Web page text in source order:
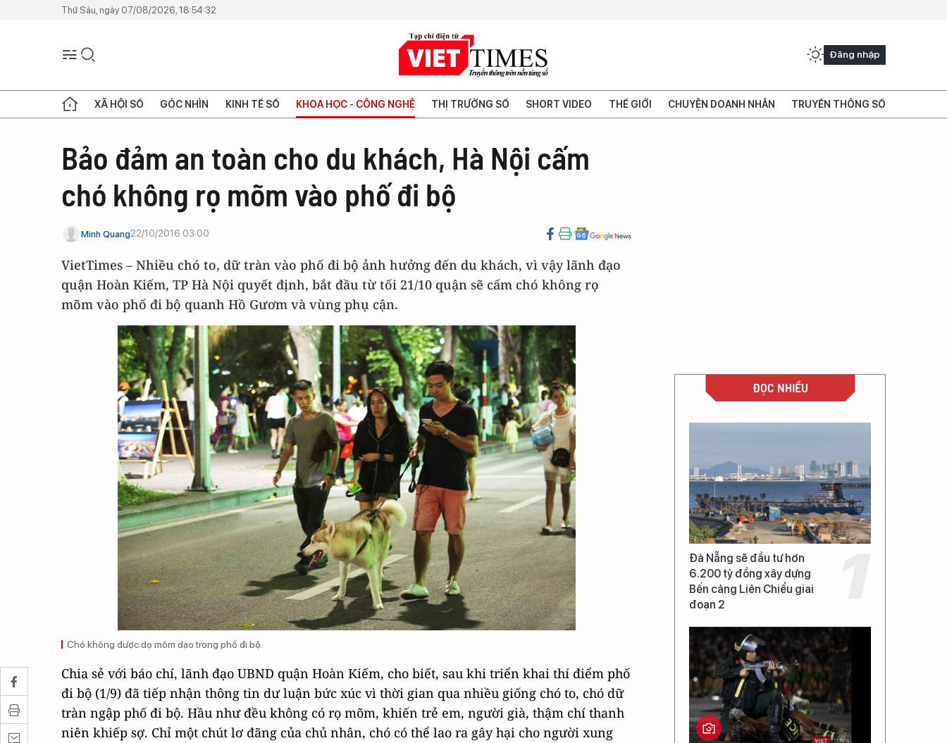
Thứ Sáu, ngày 07/08/2026, 18:54:32
Đăng nhập
XÃ HỘI SỐ GÓC NHÌN KINH TẾ SỐ KHOA HỌC - CÔNG NGHỆ THỊ TRƯỜNG SỐ SHORT VIDEO THẾ GIỚI CHUYỆN DOANH NHÂN TRUYỀN THÔNG SỐ
Bảo đảm an toàn cho du khách, Hà Nội cấm
chó không rọ mõm vào phố đi bộ
Minh Quang22/10/2016 03:00
VietTimes – Nhiều chó to, dữ tràn vào phố đi bộ ảnh hưởng đến du khách, vì vậy lãnh đạo
quận Hoàn Kiếm, TP Hà Nội quyết định, bắt đầu từ tối 21/10 quận sẽ cấm chó không rọ
mõm vào phố đi bộ quanh Hồ Gươm và vùng phụ cận.
Chó không được dọ mõm dạo trong phố đi bộ.
Chia sẻ với báo chí, lãnh đạo UBND quận Hoàn Kiếm, cho biết, sau khi triển khai thí điểm phố
đi bộ (1/9) đã tiếp nhận thông tin dư luận bức xúc vì thời gian qua nhiều giống chó to, chó dữ
tràn ngập phố đi bộ. Hầu như đều không có rọ mõm, khiến trẻ em, người già, thậm chí thanh
niên khiếp sợ. Chỉ một chút lơ đãng của chủ nhân, chó có thể lao ra gây hại cho người xung
ĐỌC NHIỀU
Đà Nẵng sẽ đầu tư hơn
6.200 tỷ đồng xây dựng
Bến cảng Liên Chiểu giai
đoạn 2